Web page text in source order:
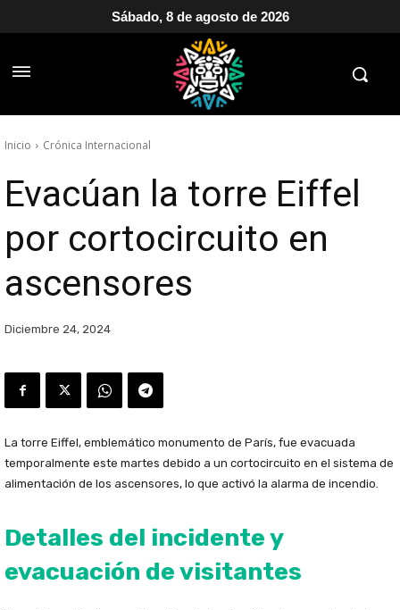
Sábado, 8 de agosto de 2026
Inicio Crónica Internacional
Evacúan la torre Eiffel
por cortocircuito en
ascensores
Diciembre 24, 2024
La torre Eiffel, emblemático monumento de París, fue evacuada
temporalmente este martes debido a un cortocircuito en el sistema de
alimentación de los ascensores, lo que activó la alarma de incendio.
Detalles del incidente y
evacuación de visitantes